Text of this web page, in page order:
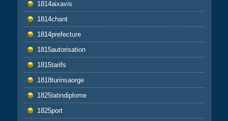
1814aixavis
1814chant
1814prefecture
1815autorisation
1815tarifs
1818turinsaorge
1825latindiplome
1825port